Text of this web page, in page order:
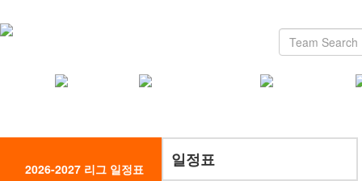
2026-2027 리그 일정표 일정표